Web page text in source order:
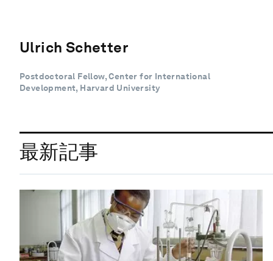
Ulrich Schetter
Postdoctoral Fellow, Center for International
Development, Harvard University
最新記事